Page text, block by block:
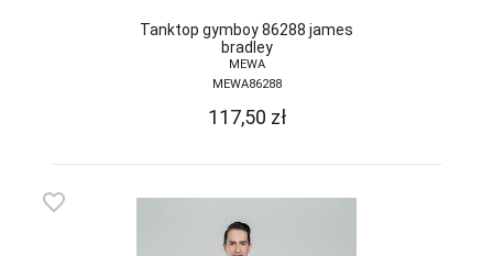
DONNA BC
DOROTA
DUET
ELDAR
Tanktop gymboy 86288 james
bradley
MEWA
MEWA86288
117,50 zł
favorite_border